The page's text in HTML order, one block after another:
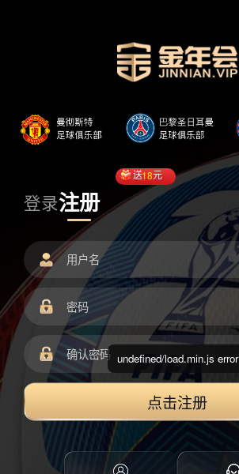
登录注册
送18元
点击注册
undefined/load.min.js error